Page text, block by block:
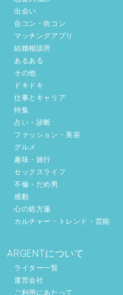
出会い
合コン・街コン
マッチングアプリ
結婚相談所
あるある
その他
ドキドキ
仕事とキャリア
特集
占い・診断
ファッション・美容
グルメ
趣味・旅行
セックスライフ
不倫・だめ男
感動
心の処方箋
カルチャー・トレンド・芸能
ARGENTについて
ライター一覧
運営会社
ご利用にあたって